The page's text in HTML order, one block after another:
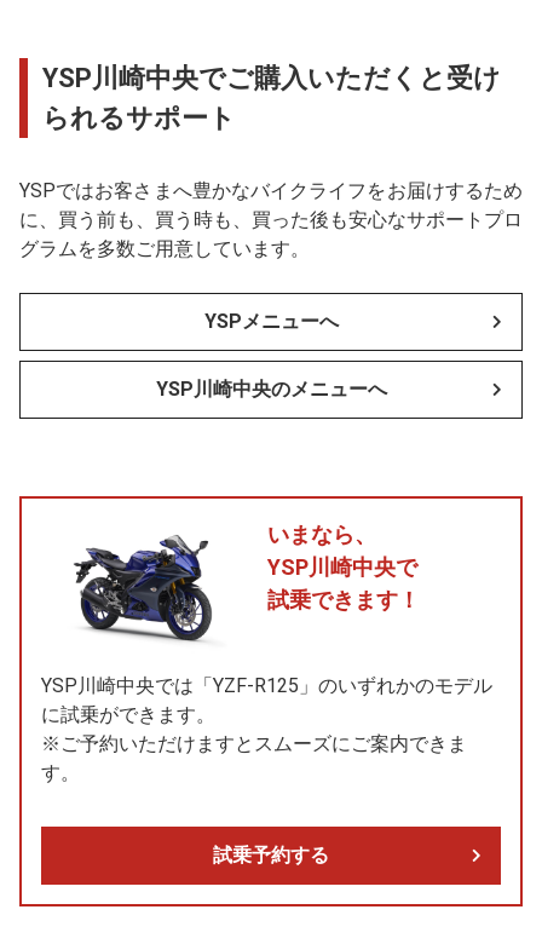
YSP川崎中央でご購入いただくと受け
られるサポート
YSPではお客さまへ豊かなバイクライフをお届けするため
に、買う前も、買う時も、買った後も安心なサポートプロ
グラムを多数ご用意しています。
YSPメニューへ
YSP川崎中央のメニューへ
いまなら、
YSP川崎中央で
試乗できます！
YSP川崎中央では「YZF-R125」のいずれかのモデル
に試乗ができます。
※ご予約いただけますとスムーズにご案内できま
す。
試乗予約する